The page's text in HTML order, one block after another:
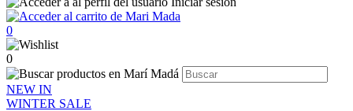
0
0
NEW IN
WINTER SALE